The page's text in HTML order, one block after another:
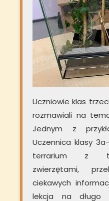
Uczniowie klas
rozmawiali na
Jednym z
Uczennica klasy
terrarium z
zwierzętami,
ciekawych
lekcja na długo